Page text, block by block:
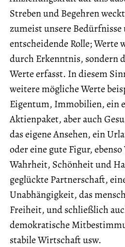
Streben und Begehren
zumeist unsere
entscheidende Rolle;
durch Erkenntnis, sondern
Werte erfasst. In diesem
weitere mögliche Werte
Eigentum, Immobilien, ein
Aktienpaket, aber auch
das eigene Ansehen, ein
oder eine gute Figur,
Wahrheit, Schönheit und
geglückte Partnerschaft,
Unabhängigkeit, das
Freiheit, und schließlich
demokratische
stabile Wirtschaft usw.